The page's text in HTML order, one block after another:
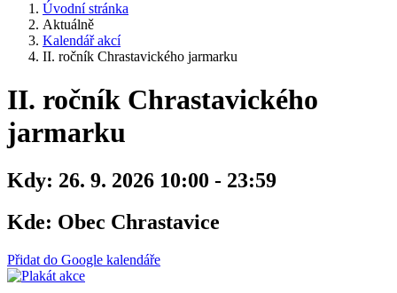
Úvodní stránka
Aktuálně
Kalendář akcí
II. ročník Chrastavického jarmarku
II. ročník Chrastavického
jarmarku
Kdy: 26. 9. 2026 10:00 - 23:59
Kde: Obec Chrastavice
Přidat do Google kalendáře